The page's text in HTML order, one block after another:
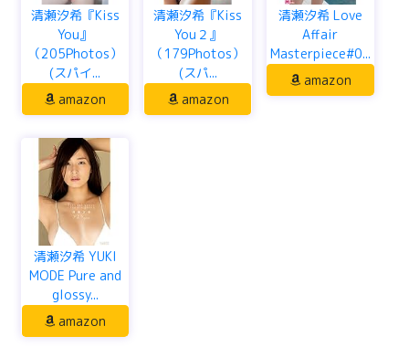
清瀬汐希『Kiss
You』
（205Photos）
(スパイ...
amazon
清瀬汐希『Kiss
You２』
（179Photos）
(スパ...
amazon
清瀬汐希 Love
Affair
Masterpiece#0...
amazon
清瀬汐希 YUKI
MODE Pure and
glossy...
amazon